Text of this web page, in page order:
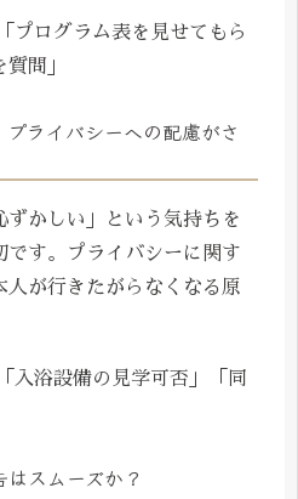
プログラム表を見せてもら
問」
ライバシーへの配慮がさ
ずかしい」という気持ちを
です。プライバシーに関す
人が行きたがらなくなる原
入浴設備の見学可否」「同
スムーズか？